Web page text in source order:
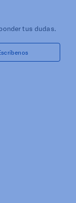
tus dudas.